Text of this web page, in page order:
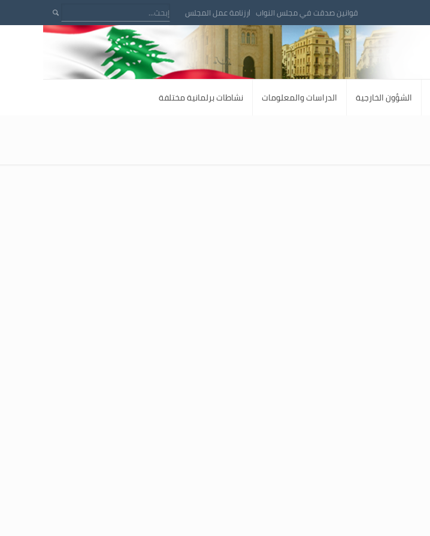
قوانين صدقت في مجلس النواب رزنامة عمل المجلس
الشؤون الخارجية الدراسات والمعلومات نشاطات برلمانية مختلفة